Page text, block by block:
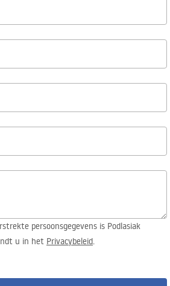
persoonsgegevens is Podlasiak
u in het Privacybeleid.